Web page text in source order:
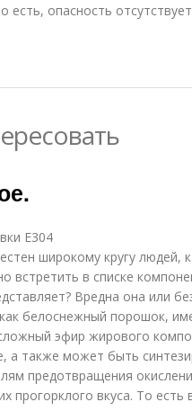
есть, опасность
Е304
широкому кругу людей,
встретить в списке
Вредна она или
белоснежный порошок,
эфир жирового
а также может быть
предотвращения
прогорклого вкуса. То